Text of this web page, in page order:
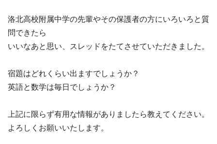
洛北高校附属中学の先輩やその保護者の方にいろいろと質
問できたら
いいなあと思い、スレッドをたてさせていただきました。
宿題はどれくらい出ますでしょうか？
英語と数学は毎日でしょうか？
上記に限らず有用な情報がありましたら教えてください。
よろしくお願いいたします。